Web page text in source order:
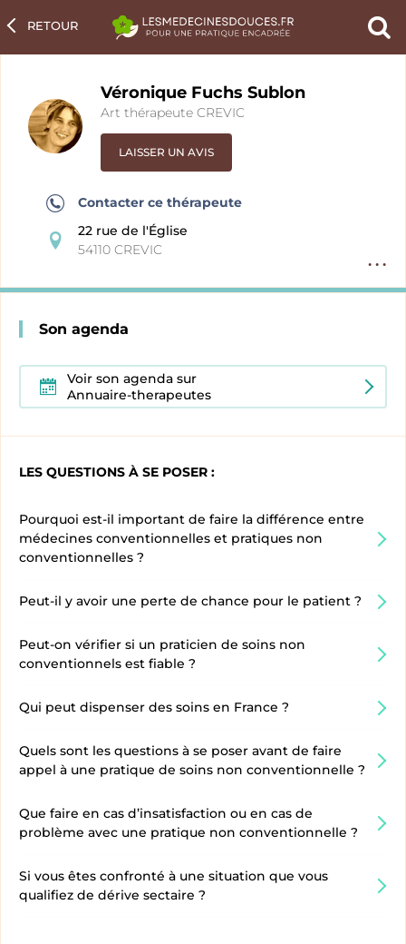
un
RETOUR
fiche
Véronique Fuchs Sublon
Art thérapeute CREVIC
LAISSER UN AVIS
Contacter ce thérapeute
22 rue de l'Église
54110 CREVIC
Son agenda
Voir son agenda sur
Annuaire-therapeutes
LES QUESTIONS À SE POSER :
Pourquoi est-il important de faire la différence entre
médecines conventionnelles et pratiques non
conventionnelles ?
Peut-il y avoir une perte de chance pour le patient ?
Peut-on vérifier si un praticien de soins non
conventionnels est fiable ?
Qui peut dispenser des soins en France ?
Quels sont les questions à se poser avant de faire
appel à une pratique de soins non conventionnelle ?
Que faire en cas d’insatisfaction ou en cas de
problème avec une pratique non conventionnelle ?
Si vous êtes confronté à une situation que vous
qualifiez de dérive sectaire ?